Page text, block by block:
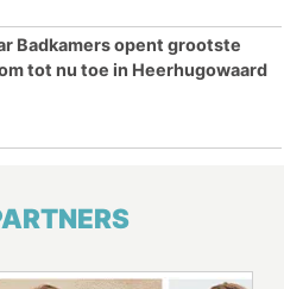
Badkamers opent grootste
tot nu toe in Heerhugowaard